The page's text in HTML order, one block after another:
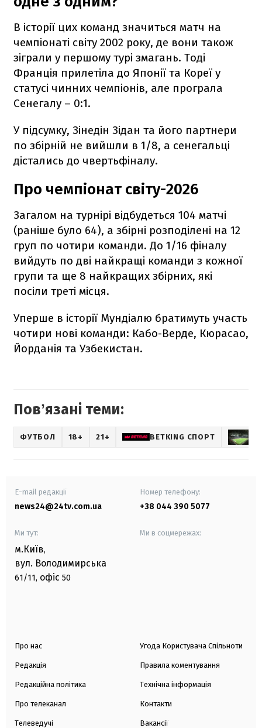
В історії цих команд значиться матч на
чемпіонаті світу 2002 року, де вони також
зіграли у першому турі змагань. Тоді
Франція прилетіла до Японії та Кореї у
статусі чинних чемпіонів, але програла
Сенегалу – 0:1.
У підсумку, Зінедін Зідан та його партнери
по збірній не вийшли в 1/8, а сенегальці
дістались до чвертьфіналу.
Про чемпіонат світу-2026
Загалом на турнірі відбудеться 104 матчі
(раніше було 64), а збірні розподілені на 12
груп по чотири команди. До 1/16 фіналу
вийдуть по дві найкращі команди з кожної
групи та ще 8 найкращих збірних, які
посіли треті місця.
Уперше в історії Мундіалю братимуть участь
чотири нові команди: Кабо-Верде, Кюрасао,
Йорданія та Узбекистан.
Повʼязані теми:
ФУТБОЛ 18+ 21+ BETKING СПОРТ
E-mail редакції
news24@24tv.com.ua
Номер телефону:
+38 044 390 5077
Ми тут:
м.Київ,
вул. Володимирська
61/11, офіс 50
Ми в соцмережах:
Про нас
Редакція
Редакційна політика
Про телеканал
Телеведучі
Угода Користувача Спільноти
Правила коментування
Технічна інформація
Контакти
Вакансії